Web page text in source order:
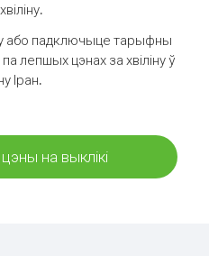
або падключыце тарыфны
лепшых цэнах за хвіліну ў
Іран.
на выклікі